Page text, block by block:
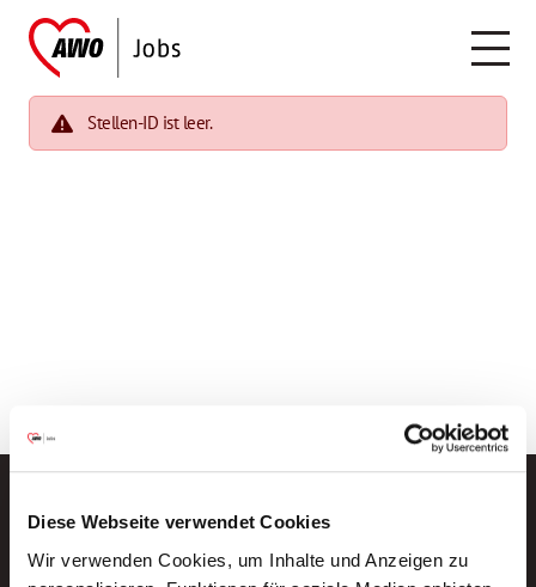
Diese Webseite verwendet Cookies
Wir verwenden Cookies, um Inhalte und Anzeigen zu
Stellen-ID ist leer.